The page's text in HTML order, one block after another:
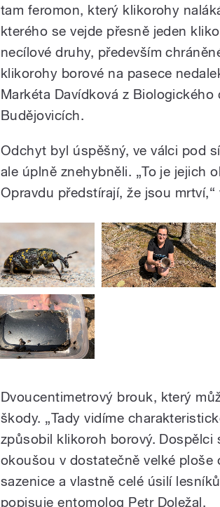
tam feromon, který klikorohy
kterého se vejde přesně jeden
necílové druhy, především
klikorohy borové na pasece
Markéta Davídková z
Budějovicích.
Odchyt byl úspěšný, ve válci pod
ale úplně znehybněli. „To je jejich
Opravdu předstírají, že jsou
Dvoucentimetrový brouk, který
škody. „Tady vidíme
způsobil klikoroh borový. Dospělci
okoušou v dostatečně velké
sazenice a vlastně celé úsilí
popisuje entomolog Petr Doležal.